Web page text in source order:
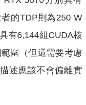
的TDP則為250 W
有6,144組CUDA核
圍（但還需要考慮
述應該不會偏離實